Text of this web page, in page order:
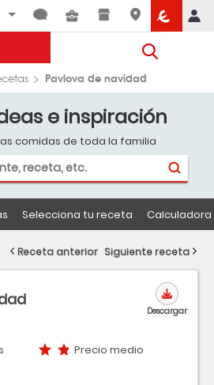
Pavlova de navidad
e inspiración
comidas de toda la familia
Selecciona tu receta
Precio medio
Descargar
Receta anterior Siguiente receta